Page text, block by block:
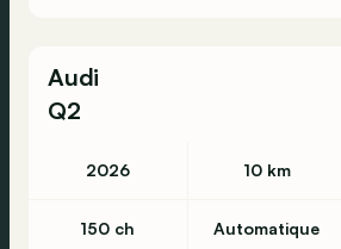
Audi
Q2
2026 10 km
150 ch Automatique